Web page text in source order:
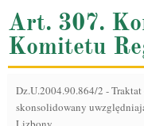
Art. 307.
Komitetu
Dz.U.2004.90.864/2 -
skonsolidowany